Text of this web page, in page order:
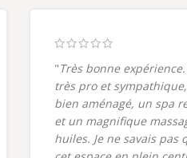
"Très bonne
très pro et
bien aménagé, un spa
et un magnifique
huiles. Je ne savais pas